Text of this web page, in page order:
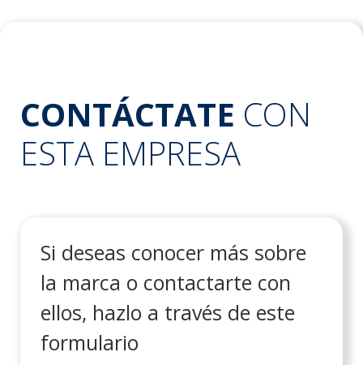
CONTÁCTATE CON
ESTA EMPRESA
Si deseas conocer más sobre
la marca o contactarte con
ellos, hazlo a través de este
formulario